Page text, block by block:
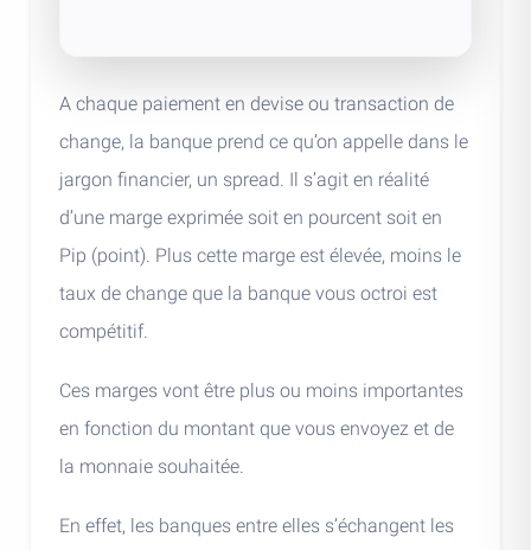
A chaque paiement en devise ou transaction de
change, la banque prend ce qu’on appelle dans le
jargon financier, un spread. Il s’agit en réalité
d’une marge exprimée soit en pourcent soit en
Pip (point). Plus cette marge est élevée, moins le
taux de change que la banque vous octroi est
compétitif.
Ces marges vont être plus ou moins importantes
en fonction du montant que vous envoyez et de
la monnaie souhaitée.
En effet, les banques entre elles s’échangent les